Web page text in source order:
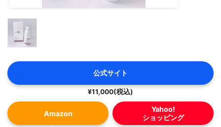
公式サイト
¥11,000(税込)
Amazon
Yahoo!
ショッピング